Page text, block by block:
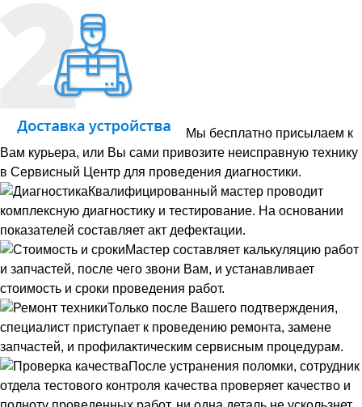
Мы бесплатно присылаем к
Вам курьера, или Вы сами привозите неисправную технику
в Сервисный Центр для проведения диагностики.
Квалифицированный мастер проводит
комплексную диагностику и тестирование. На основании
показателей составляет акт дефектации.
Мастер составляет калькуляцию работ
и запчастей, после чего звони Вам, и устанавливает
стоимость и сроки проведения работ.
Только после Вашего подтверждения,
специалист приступает к проведению ремонта, замене
запчастей, и профилактическим сервисным процедурам.
После устранения поломки, сотрудник
отдела тестового контроля качества проверяет качество и